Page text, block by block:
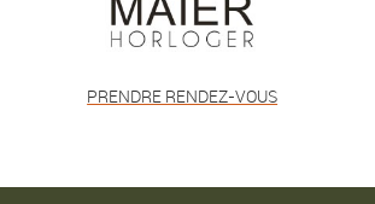
PRENDRE RENDEZ-VOUS